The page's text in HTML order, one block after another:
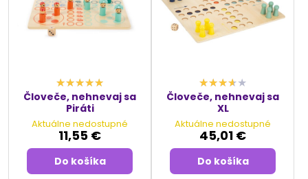
Človeče, nehnevaj sa
Piráti
Aktuálne nedostupné
11,55 €
Do košíka
Človeče, nehnevaj sa
XL
Aktuálne nedostupné
45,01 €
Do košíka